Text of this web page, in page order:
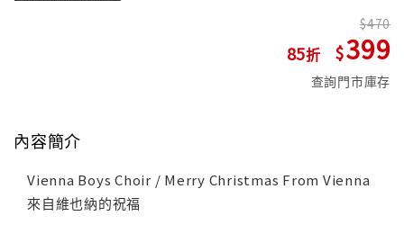
85
470
399
查詢門市庫存
內容簡介
Vienna Boys Choir / Merry Christmas From Vienna
來自維也納的祝福